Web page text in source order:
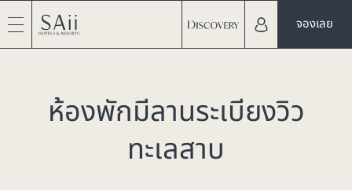
จองเลย
ห้องพักมีลานระเบียงวิว
ทะเลสาบ